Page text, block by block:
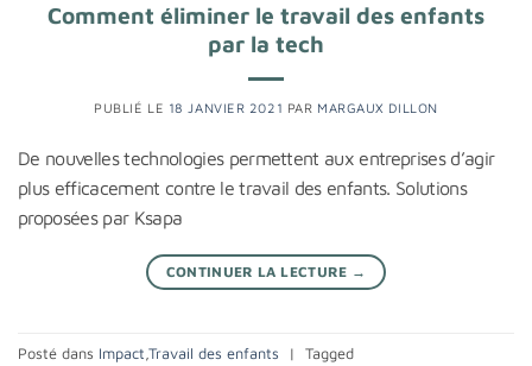
Comment éliminer le travail des enfants
par la tech
PUBLIÉ LE 18 JANVIER 2021 PAR MARGAUX DILLON
De nouvelles technologies permettent aux entreprises d’agir
plus efficacement contre le travail des enfants. Solutions
proposées par Ksapa
CONTINUER LA LECTURE →
Posté dans Impact Travail des enfants |
Tagged